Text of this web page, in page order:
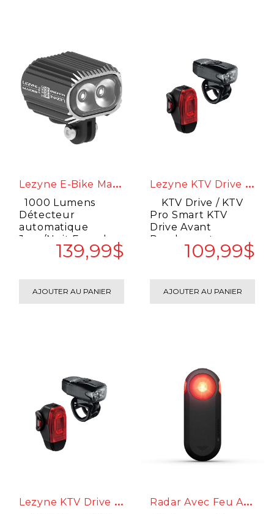
L
Ezyne E-Bike Macro Drive 1000
1000 Lumens
Détecteur
automatique
Jour/Nuit Fourche
du support en
aluminium Suport
139,99$
AJOUTER AU PANIER
L
Ezyne KTV Drive / KTV Pro Smart
KTV Drive / KTV
Pro Smart KTV
Drive Avant
Rendement
maximal de 220
109,99$
AJOUTER AU PANIER
L
Ezyne KTV Drive / KTV Pro Smart R
Adar Avec Feu Arrière Varia RTL515